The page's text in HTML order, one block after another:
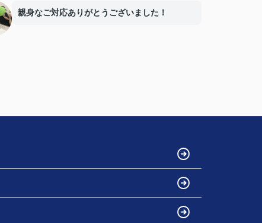
親身なご対応ありがとうございました！